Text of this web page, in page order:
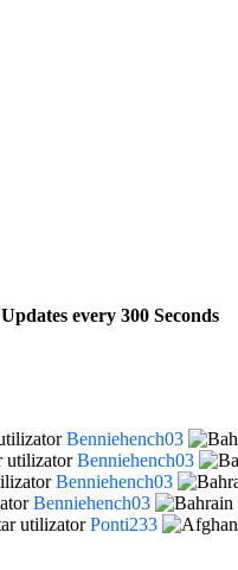
Updates every 300 Seconds
Benniehench03
Benniehench03
Benniehench03
Benniehench03
Ponti233